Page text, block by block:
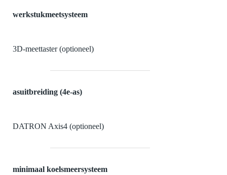
werkstukmeetsysteem
3D-meettaster (optioneel)
asuitbreiding (4e-as)
DATRON Axis4 (optioneel)
minimaal koelsmeersysteem